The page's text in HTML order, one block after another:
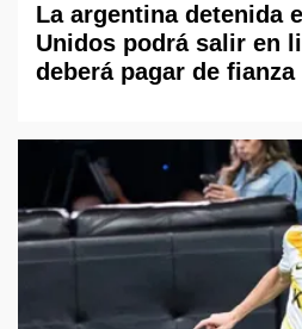
La argentina detenida
Unidos podrá salir en
deberá pagar de fianza